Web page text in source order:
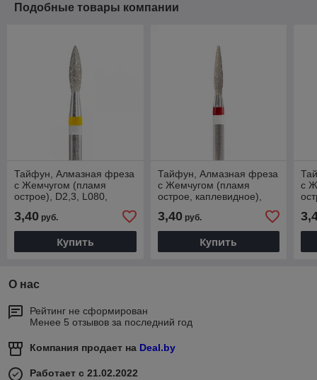
Подобные товары компании
Тайфун, Алмазная фреза
с Жемчугом (пламя
острое), D2,3, L080,
836.104.243.080.023
3,40 руб.
Купить
Тайфун, Алмазная фреза
с Жемчугом (пламя
острое, каплевидное),
856.104.242.100.021
3,40руб.
Купить
с
О нас
Рейтинг не сформирован
Менее 5 отзывов за последний год
Компания продает на Deal.by
Работает с 21.02.2022